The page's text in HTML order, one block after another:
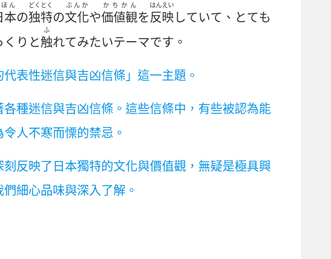
本
ん
の独特
どくとく
の文化
ぶんか
や価値観
かちかん
を反映
はんえい
していて、とても
くりと触
ふ
れてみたいテーマです。
表性迷信與吉凶信條」這一主題。
種迷信與吉凶信條。這些信條中，有些被認為能
人不寒而慄的禁忌。
反映了日本獨特的文化與價值觀，無疑是極具興
細心品味與深入了解。